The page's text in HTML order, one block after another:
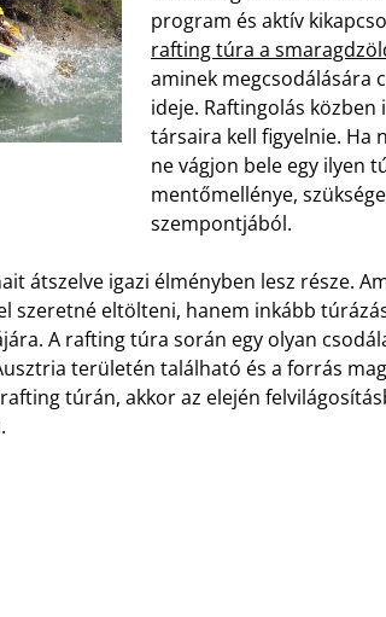
program és aktív
rafting túra a
aminek megcsodálására
ideje. Raftingolás közben
társaira kell figyelnie. Ha
ne vágjon bele egy ilyen
mentőmellénye,
szempontjából.
átszelve igazi élményben lesz része.
szeretné eltölteni, hanem inkább
A rafting túra során egy olyan
területén található és a forrás
túrán, akkor az elején